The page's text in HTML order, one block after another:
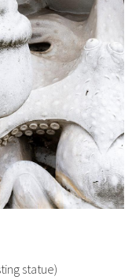
statue)